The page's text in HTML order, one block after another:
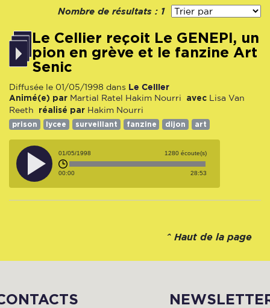
Nombre de résultats : 1
Le Cellier reçoit Le GENEPI, un
pion en grève et le fanzine Art
Senic
Diffusée le 01/05/1998 dans Le Cellier
Animé(e) par Martial Ratel Hakim Nourri avec
Lisa Van
Reeth
réalisé par Hakim Nourri
prison lycee surveillant fanzine dijon art
01/05/1998 1280 écoute(s)
00:00 28:53
^ Haut de la page